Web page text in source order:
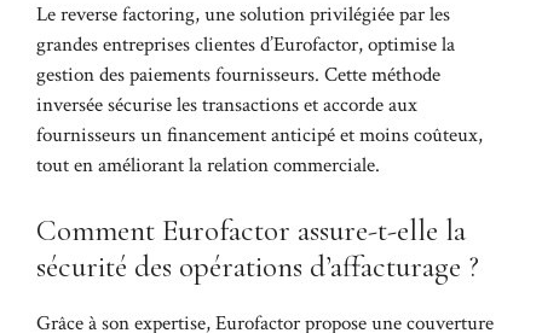
Le reverse factoring, une solution privilégiée par les
grandes entreprises clientes d’Eurofactor, optimise la
gestion des paiements fournisseurs. Cette méthode
inversée sécurise les transactions et accorde aux
fournisseurs un financement anticipé et moins coûteux,
tout en améliorant la relation commerciale.
Comment Eurofactor assure-t-elle la
sécurité des opérations d’affacturage ?
Grâce à son expertise, Eurofactor propose une couverture